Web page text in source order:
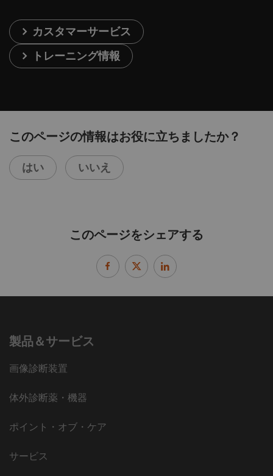
カスタマーサービス
トレーニング情報
このページの情報はお役に立ちましたか？
はい いいえ
このページをシェアする
製品＆サービス
画像診断装置
体外診断薬・機器
ポイント・オブ・ケア
サービス